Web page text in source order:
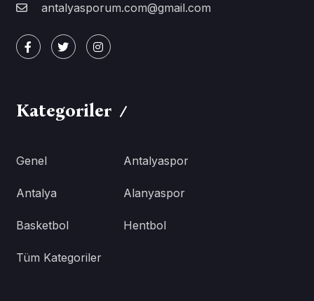
antalyasporum.com@gmail.com
Kategoriler
Genel Antalyaspor
Antalya Alanyaspor
Basketbol Hentbol
Tüm Kategoriler